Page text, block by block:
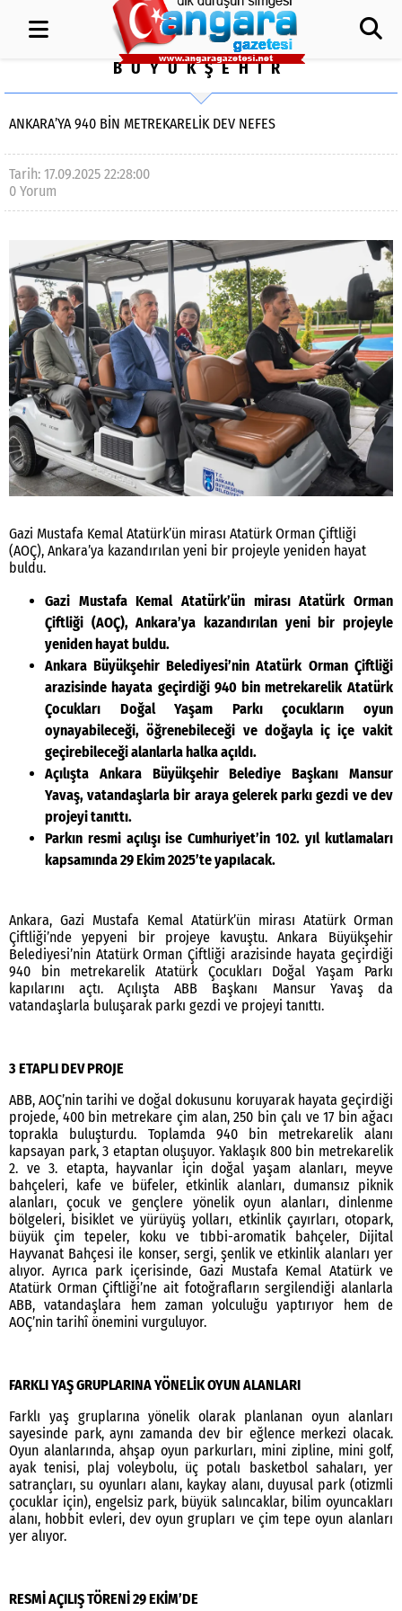
BÜYÜKŞEHİR
ANKARA’YA 940 BİN METREKARELİK DEV NEFES
Tarih: 17.09.2025 22:28:00
0 Yorum
Gazi Mustafa Kemal Atatürk’ün mirası Atatürk Orman Çiftliği
(AOÇ), Ankara’ya kazandırılan yeni bir projeyle yeniden hayat
buldu.
Gazi Mustafa Kemal Atatürk’ün mirası Atatürk Orman
Çiftliği (AOÇ), Ankara’ya kazandırılan yeni bir projeyle
yeniden hayat buldu.
Ankara Büyükşehir Belediyesi’nin Atatürk Orman Çiftliği
arazisinde hayata geçirdiği 940 bin metrekarelik Atatürk
Çocukları Doğal Yaşam Parkı çocukların oyun
oynayabileceği, öğrenebileceği ve doğayla iç içe vakit
geçirebileceği alanlarla halka açıldı.
Açılışta Ankara Büyükşehir Belediye Başkanı Mansur
Yavaş, vatandaşlarla bir araya gelerek parkı gezdi ve dev
projeyi tanıttı.
Parkın resmi açılışı ise Cumhuriyet’in 102. yıl kutlamaları
kapsamında 29 Ekim 2025’te yapılacak.
Ankara, Gazi Mustafa Kemal Atatürk’ün mirası Atatürk Orman
Çiftliği’nde yepyeni bir projeye kavuştu. Ankara Büyükşehir
Belediyesi’nin Atatürk Orman Çiftliği arazisinde hayata geçirdiği
940 bin metrekarelik Atatürk Çocukları Doğal Yaşam Parkı
kapılarını açtı. Açılışta ABB Başkanı Mansur Yavaş da
vatandaşlarla buluşarak parkı gezdi ve projeyi tanıttı.
3 ETAPLI DEV PROJE
ABB, AOÇ’nin tarihi ve doğal dokusunu koruyarak hayata geçirdiği
projede, 400 bin metrekare çim alan, 250 bin çalı ve 17 bin ağacı
toprakla buluşturdu. Toplamda 940 bin metrekarelik alanı
kapsayan park, 3 etaptan oluşuyor. Yaklaşık 800 bin metrekarelik
2. ve 3. etapta, hayvanlar için doğal yaşam alanları, meyve
bahçeleri, kafe ve büfeler, etkinlik alanları, dumansız piknik
alanları, çocuk ve gençlere yönelik oyun alanları, dinlenme
bölgeleri, bisiklet ve yürüyüş yolları, etkinlik çayırları, otopark,
büyük çim tepeler, koku ve tıbbi-aromatik bahçeler, Dijital
Hayvanat Bahçesi ile konser, sergi, şenlik ve etkinlik alanları yer
alıyor. Ayrıca park içerisinde, Gazi Mustafa Kemal Atatürk ve
Atatürk Orman Çiftliği’ne ait fotoğrafların sergilendiği alanlarla
ABB, vatandaşlara hem zaman yolculuğu yaptırıyor hem de
AOÇ’nin tarihî önemini vurguluyor.
FARKLI YAŞ GRUPLARINA YÖNELİK OYUN ALANLARI
Farklı yaş gruplarına yönelik olarak planlanan oyun alanları
sayesinde park, aynı zamanda dev bir eğlence merkezi olacak.
Oyun alanlarında, ahşap oyun parkurları, mini zipline, mini golf,
ayak tenisi, plaj voleybolu, üç potalı basketbol sahaları, yer
satrançları, su oyunları alanı, kaykay alanı, duyusal park (otizmli
çocuklar için), engelsiz park, büyük salıncaklar, bilim oyuncakları
alanı, hobbit evleri, dev oyun grupları ve çim tepe oyun alanları
yer alıyor.
RESMİ AÇILIŞ TÖRENİ 29 EKİM’DE